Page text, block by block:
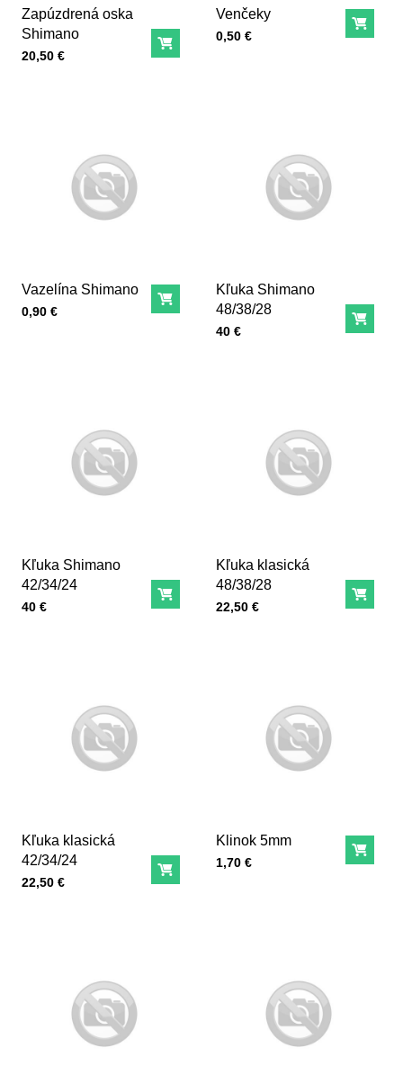
Zapúzdrená oska
Shimano
Cena s DPH
20,50 € Do košíka
Venčeky
Cena s DPH
0,50 € Do
Vazelína Shimano
Cena s DPH
0,90 € Do košíka
Kľuka Shimano
48/38/28
Cena s DPH
40 € Do
Kľuka Shimano
42/34/24
Cena s DPH
40 € Do košíka
Kľuka klasická
48/38/28
Cena s DPH
22,50 € Do
Kľuka klasická
42/34/24
Cena s DPH
22,50 € Do košíka
Klinok 5mm
Cena s DPH
1,70 € Do